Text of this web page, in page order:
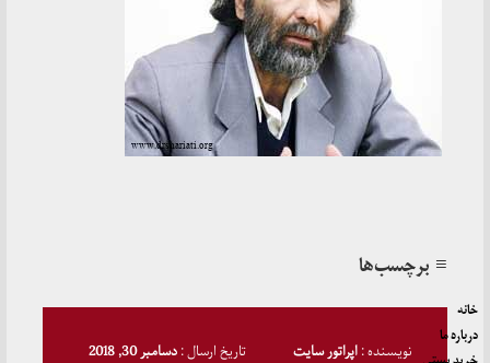
≡ برچسب‌ها
نویسنده :اپراتور سایت تاریخ ارسال :دسامبر 30, 2018
خانه
درباره ما